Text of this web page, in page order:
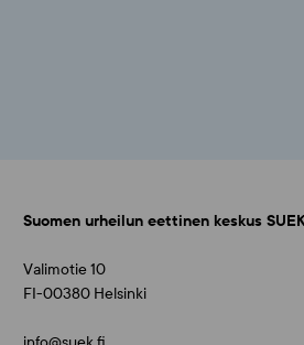
Suomen urheilun eettinen keskus
Valimotie 10
FI-00380 Helsinki